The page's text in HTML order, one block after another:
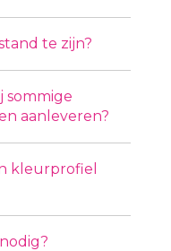
te zijn?
sommige
aanleveren?
kleurprofiel